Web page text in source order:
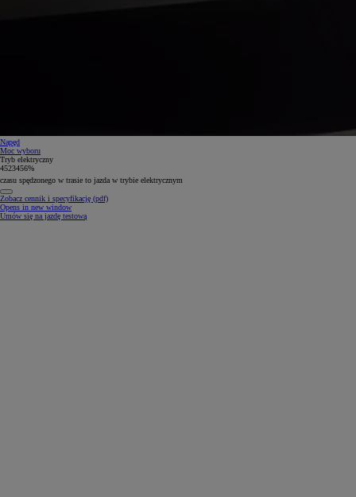
Napęd
Moc wyboru
Tryb elektryczny
4523456%
przejechanego dystansu odbywa się z wykorzystaniem wyłącznie napędu elektrycznego
Zobacz cennik i specyfikację (pdf)
Opens in new window
Umów się na jazdę testową